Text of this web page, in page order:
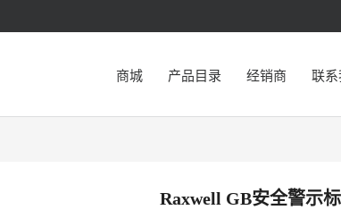
商城 产品目录 经销商 联
Raxwell GB安全警示